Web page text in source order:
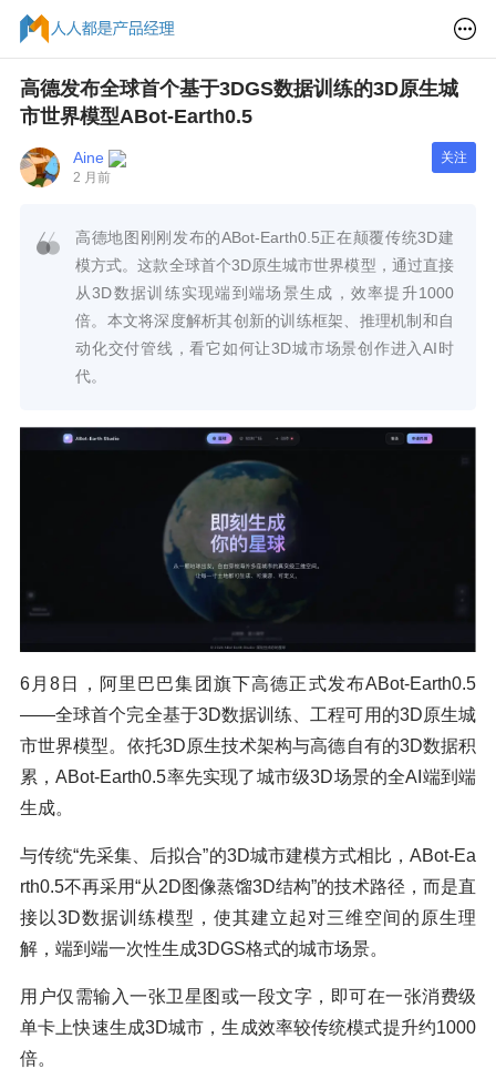
高德发布全球首个基于3DGS数据训练的3D原生城
市世界模型ABot-Earth0.5
Aine
2 月前
关注
高德地图刚刚发布的ABot-Earth0.5正在颠覆传统3D建
模方式。这款全球首个3D原生城市世界模型，通过直接
从3D数据训练实现端到端场景生成，效率提升1000
倍。本文将深度解析其创新的训练框架、推理机制和自
动化交付管线，看它如何让3D城市场景创作进入AI时
代。
6月8日，阿里巴巴集团旗下高德正式发布ABot-Earth0.5
——全球首个完全基于3D数据训练、工程可用的3D原生城
市世界模型。依托3D原生技术架构与高德自有的3D数据积
累，ABot-Earth0.5率先实现了城市级3D场景的全AI端到端
生成。
与传统“先采集、后拟合”的3D城市建模方式相比，ABot-Ea
rth0.5不再采用“从2D图像蒸馏3D结构”的技术路径，而是直
接以3D数据训练模型，使其建立起对三维空间的原生理
解，端到端一次性生成3DGS格式的城市场景。
用户仅需输入一张卫星图或一段文字，即可在一张消费级
单卡上快速生成3D城市，生成效率较传统模式提升约1000
倍。